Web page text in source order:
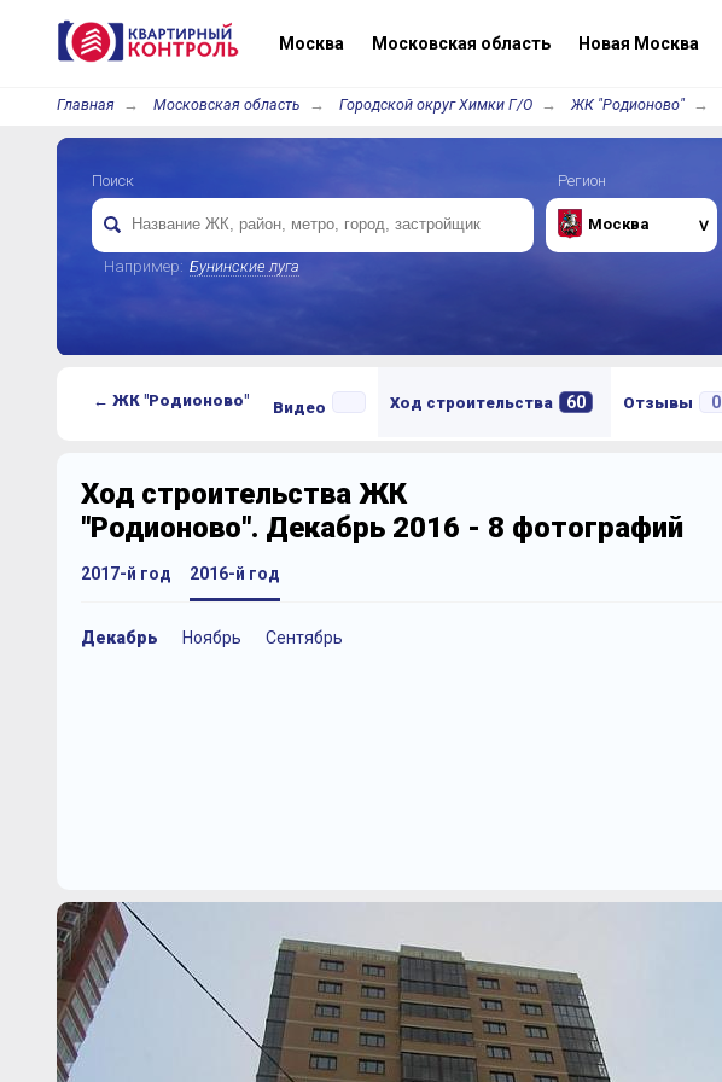
Москва Московская область Новая Москва
Главная Московская область Городской округ Химки Г/О ЖК "Родионово"
Поиск
Например: Бунинские луга
Регион
Москва
← ЖК "Родионово" Видео Ход строительства 60 Отзывы 0
Ход строительства ЖК
"Родионово". Декабрь 2016 - 8 фотографий
2017-й год 2016-й год
Декабрь Ноябрь Сентябрь